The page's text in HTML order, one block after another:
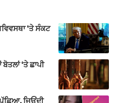
‘ਤੇ ਸੰਕਟ
‘ਤੇ ਛਾਪੀ
ਜਿਓਂਦੀ